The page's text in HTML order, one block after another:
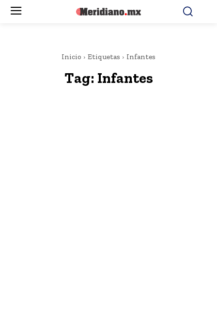
Inicio Etiquetas Infantes
Tag: Infantes